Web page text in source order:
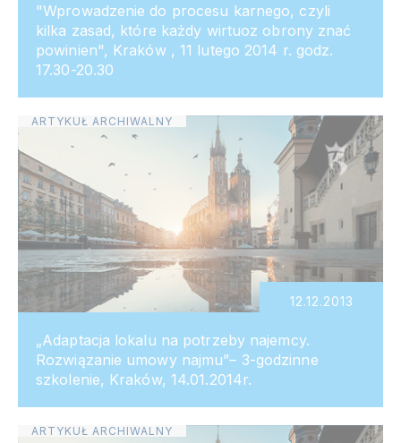
"Wprowadzenie do procesu karnego, czyli
kilka zasad, które każdy wirtuoz obrony znać
powinien", Kraków , 11 lutego 2014 r. godz.
17.30-20.30
ARTYKUŁ ARCHIWALNY
12.12.2013
„Adaptacja lokalu na potrzeby najemcy.
Rozwiązanie umowy najmu”– 3-godzinne
szkolenie, Kraków, 14.01.2014r.
ARTYKUŁ ARCHIWALNY